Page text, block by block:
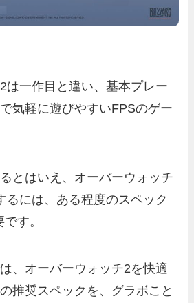
は一作目と違い、基本プレー
気軽に遊びやすいFPSのゲー
とはいえ、オーバーウォッチ
るには、ある程度のスペック
す。
、オーバーウォッチ2を快適
推奨スペックを、グラボこと